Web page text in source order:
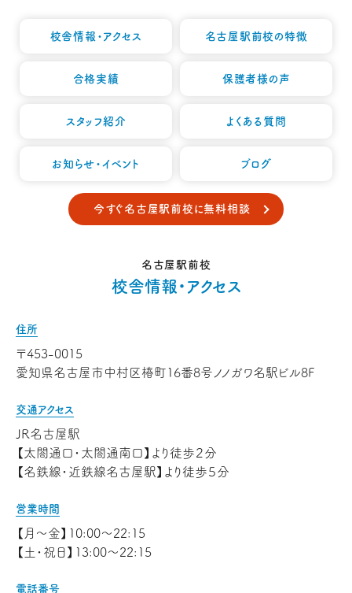
校舎情報・アクセス 名古屋駅前校の特徴
合格実績
スタッフ紹介
ブログ
お知らせ・イベント
よくある質問
保護者様の声
今すぐ名古屋駅前校に無料相談
名古屋駅前校
校舎情報・アクセス
住所
〒453-0015
愛知県名古屋市中村区椿町16番8号ノノガワ名駅ビル8F
交通アクセス
JR名古屋駅
【太閤通口・太閤通南口】より徒歩２分
【名鉄線・近鉄線名古屋駅】より徒歩５分
営業時間
【月～金】10:00～22:15
【土・祝日】13:00～22:15
電話番号